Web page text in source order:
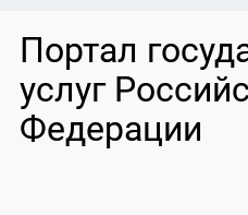
Портал
услуг
Федерации